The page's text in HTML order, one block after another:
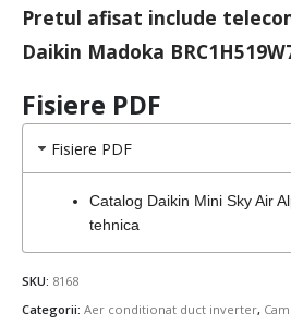
Pretul afisat include
Daikin Madoka
Fisiere PDF
Fisiere PDF
Catalog Daikin Mini Sky Air
tehnica
SKU: 8168
Categorii: Aer conditionat duct inverter,